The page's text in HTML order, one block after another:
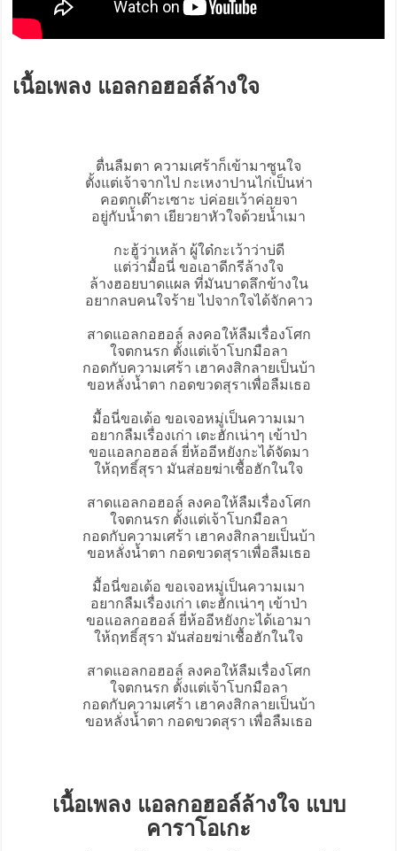
เนื้อเพลง แอลกอฮอล์ล้างใจ
ตื่นลืมตา ความเศร้าก็เข้ามาซูนใจ
ตั้งแต่เจ้าจากไป กะเหงาปานไก่เป็นห่า
คอตกเต๊าะเซาะ บ่ค่อยเว้าค่อยจา
อยู่กับน้ำตา เยียวยาหัวใจด้วยน้ำเมา
กะฮู้ว่าเหล้า ผู้ใด๋กะเว้าว่าบ่ดี
แต่ว่ามื้อนี่ ขอเอาดีกรีล้างใจ
ล้างฮอยบาดแผล ที่มันบาดลึกข้างใน
อยากลบคนใจร้าย ไปจากใจได้จักคาว
สาดแอลกอฮอล์ ลงคอให้ลืมเรื่องโศก
ใจตกนรก ตั้งแต่เจ้าโบกมือลา
กอดกับความเศร้า เฮาคงสิกลายเป็นบ้า
ขอหลั่งน้ำตา กอดขวดสุราเพื่อลืมเธอ
มื้อนี่ขอเด้อ ขอเจอหมู่เป็นความเมา
อยากลืมเรื่องเก่า เตะฮักเน่าๆ เข้าป่า
ขอแอลกอฮอล์ ยี่ห้ออีหยังกะได้จัดมา
ให้ฤทธิ์สุรา มันส่อยฆ่าเชื้อฮักในใจ
สาดแอลกอฮอล์ ลงคอให้ลืมเรื่องโศก
ใจตกนรก ตั้งแต่เจ้าโบกมือลา
กอดกับความเศร้า เฮาคงสิกลายเป็นบ้า
ขอหลั่งน้ำตา กอดขวดสุราเพื่อลืมเธอ
มื้อนี่ขอเด้อ ขอเจอหมู่เป็นความเมา
อยากลืมเรื่องเก่า เตะฮักเน่าๆ เข้าป่า
ขอแอลกอฮอล์ ยี่ห้ออีหยังกะได้เอามา
ให้ฤทธิ์สุรา มันส่อยฆ่าเชื้อฮักในใจ
สาดแอลกอฮอล์ ลงคอให้ลืมเรื่องโศก
ใจตกนรก ตั้งแต่เจ้าโบกมือลา
กอดกับความเศร้า เฮาคงสิกลายเป็นบ้า
ขอหลั่งน้ำตา กอดขวดสุรา เพื่อลืมเธอ
เนื้อเพลง แอลกอฮอล์ล้างใจ แบบ
คาราโอเกะ